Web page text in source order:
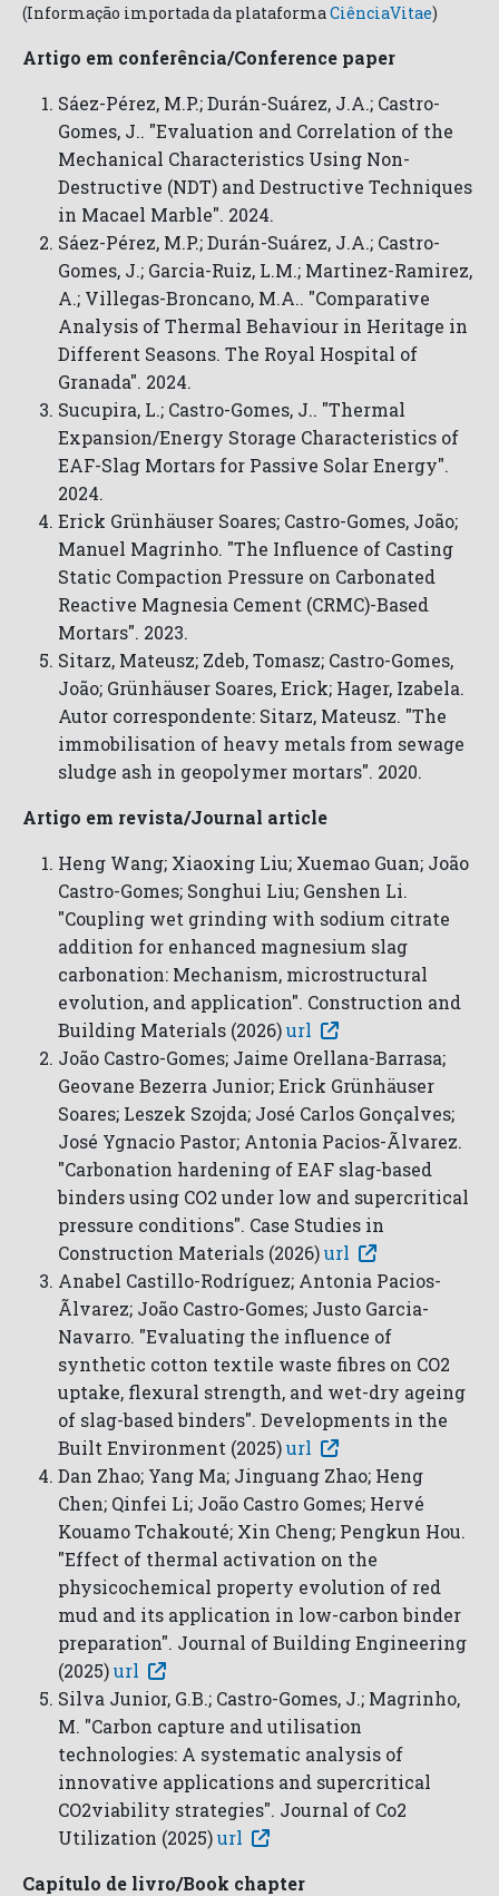
(Informação importada da plataformaCiênciaVitae)
Artigo em conferência/Conference paper
Sáez-Pérez, M.P.; Durán-Suárez, J.A.; Castro-
Gomes, J.. "Evaluation and Correlation of the
Mechanical Characteristics Using Non-
Destructive (NDT) and Destructive Techniques
in Macael Marble". 2024.
Sáez-Pérez, M.P.; Durán-Suárez, J.A.; Castro-
Gomes, J.; Garcia-Ruiz, L.M.; Martinez-Ramirez,
A.; Villegas-Broncano, M.A.. "Comparative
Analysis of Thermal Behaviour in Heritage in
Different Seasons. The Royal Hospital of
Granada". 2024.
Sucupira, L.; Castro-Gomes, J.. "Thermal
Expansion/Energy Storage Characteristics of
EAF-Slag Mortars for Passive Solar Energy".
2024.
Erick Grünhäuser Soares; Castro-Gomes, João;
Manuel Magrinho. "The Influence of Casting
Static Compaction Pressure on Carbonated
Reactive Magnesia Cement (CRMC)-Based
Mortars". 2023.
Sitarz, Mateusz; Zdeb, Tomasz; Castro-Gomes,
João; Grünhäuser Soares, Erick; Hager, Izabela.
Autor correspondente: Sitarz, Mateusz. "The
immobilisation of heavy metals from sewage
sludge ash in geopolymer mortars". 2020.
Artigo em revista/Journal article
Heng Wang; Xiaoxing Liu; Xuemao Guan; João
Castro-Gomes; Songhui Liu; Genshen Li.
"Coupling wet grinding with sodium citrate
addition for enhanced magnesium slag
carbonation: Mechanism, microstructural
evolution, and application". Construction and
Building Materials (2026)url
João Castro-Gomes; Jaime Orellana-Barrasa;
Geovane Bezerra Junior; Erick Grünhäuser
Soares; Leszek Szojda; José Carlos Gonçalves;
José Ygnacio Pastor; Antonia Pacios-Ãlvarez.
"Carbonation hardening of EAF slag-based
binders using CO2 under low and supercritical
pressure conditions". Case Studies in
Construction Materials (2026)url
Anabel Castillo-Rodríguez; Antonia Pacios-
Ãlvarez; João Castro-Gomes; Justo Garcia-
Navarro. "Evaluating the influence of
synthetic cotton textile waste fibres on CO2
uptake, flexural strength, and wet-dry ageing
of slag-based binders". Developments in the
Built Environment (2025)url
Dan Zhao; Yang Ma; Jinguang Zhao; Heng
Chen; Qinfei Li; João Castro Gomes; Hervé
Kouamo Tchakouté; Xin Cheng; Pengkun Hou.
"Effect of thermal activation on the
physicochemical property evolution of red
mud and its application in low-carbon binder
preparation". Journal of Building Engineering
(2025)url
Silva Junior, G.B.; Castro-Gomes, J.; Magrinho,
M. "Carbon capture and utilisation
technologies: A systematic analysis of
innovative applications and supercritical
CO2viability strategies". Journal of Co2
Utilization (2025)url
Capítulo de livro/Book chapter